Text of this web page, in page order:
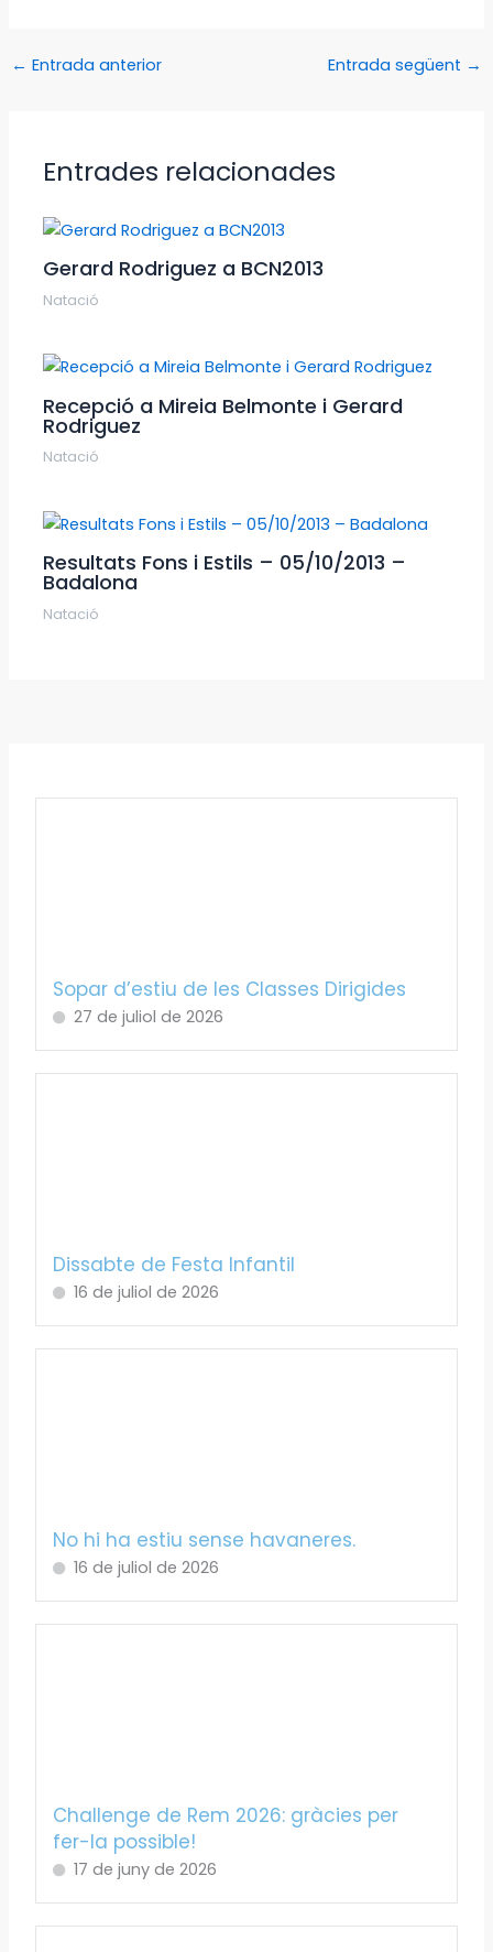
← Entrada anterior Entrada següent →
Entrades relacionades
Gerard Rodriguez a BCN2013
Natació
Recepció a Mireia Belmonte i Gerard
Rodriguez
Natació
Resultats Fons i Estils – 05/10/2013 –
Badalona
Natació
Sopar d’estiu de les Classes Dirigides
27 de juliol de 2026
Dissabte de Festa Infantil
16 de juliol de 2026
No hi ha estiu sense havaneres.
16 de juliol de 2026
Challenge de Rem 2026: gràcies per
fer-la possible!
17 de juny de 2026